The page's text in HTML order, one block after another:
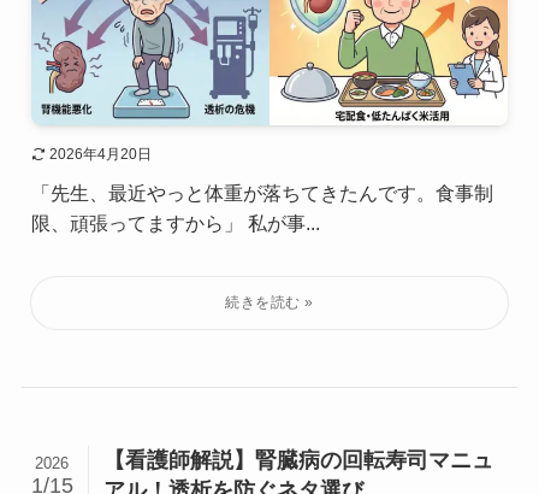
2026年4月20日
「先生、最近やっと体重が落ちてきたんです。食事制
限、頑張ってますから」 私が事...
【看護師解説】腎臓病の回転寿司マニュ
2026
1/15